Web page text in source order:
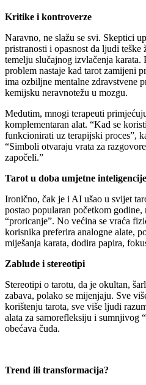
Kritike i kontroverze
Naravno, ne slažu se svi. Skeptici
pristranosti i opasnost da ljudi teške
temelju slučajnog izvlačenja
problem nastaje kad tarot zamijeni
ima ozbiljne mentalne zdravstvene
kemijsku neravnotežu u mozgu.
Međutim, mnogi terapeuti
komplementaran alat. “Kad se
funkcionirati uz terapijski proces”,
“Simboli otvaraju vrata za
započeli.”
Tarot u doba umjetne inteligencije
Ironično, čak je i AI ušao u svijet
postao popularan početkom
“proricanje”. No većina se vraća
korisnika preferira analogne alate,
miješanja karata, dodira papira,
Zablude i stereotipi
Stereotipi o tarotu, da je okultan,
zabava, polako se mijenjaju. Sve
korištenju tarota, sve više ljudi
alata za samorefleksiju i sumnjivog
obećava čuda.
Trend ili transformacija?